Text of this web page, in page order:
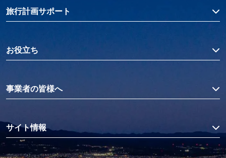
旅行計画サポート
お役立ち
事業者の皆様へ
サイト情報